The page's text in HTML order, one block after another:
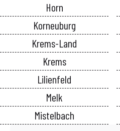
Horn
Korneuburg
Krems-Land
Krems
Lilienfeld
Melk
Mistelbach